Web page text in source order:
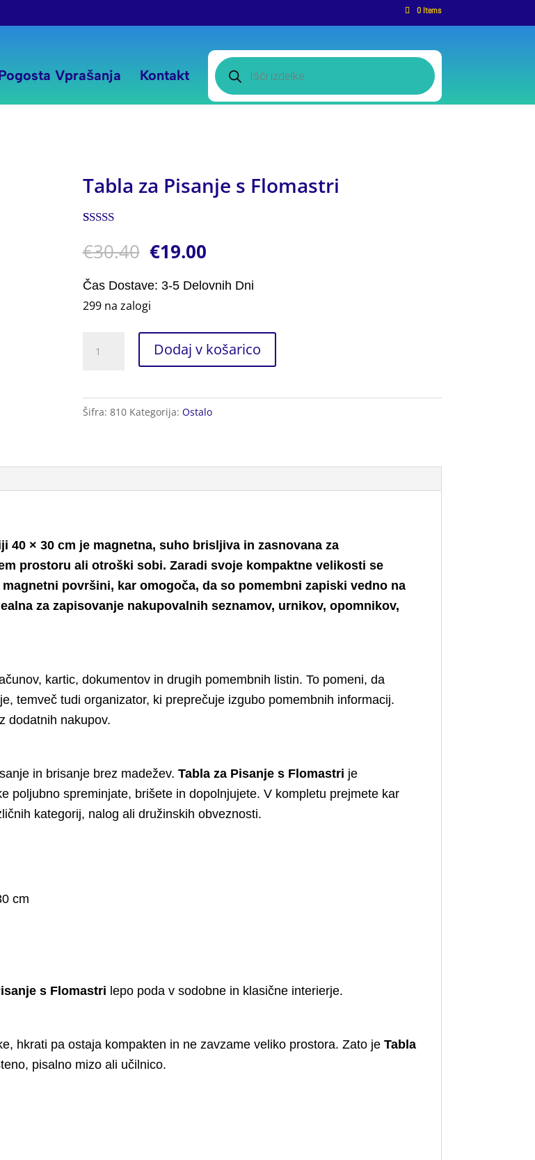
0 Items
Vprašanja Kontakt
Products
search
Tabla za Pisanje s Flomastri
5.00od 5 na
podlagi
stranke
€30.40 €19.00
Čas Dostave: 3-5 Delovnih Dni
299 na zalogi
s
Flomastri
Dodaj v košarico
Šifra: 810 Kategorija: Ostalo
40 × 30 cm je magnetna, suho brisljiva in zasnovana za
prostoru ali otroški sobi. Zaradi svoje kompaktne velikosti se
površini, kar omogoča, da so pomembni zapiski vedno na
za zapisovanje nakupovalnih seznamov, urnikov, opomnikov,
kartic, dokumentov in drugih pomembnih listin. To pomeni, da
temveč tudi organizator, ki preprečuje izgubo pomembnih informacij.
dodatnih nakupov.
in brisanje brez madežev.Tabla za Pisanje s Flomastri je
poljubno spreminjate, brišete in dopolnjujete. V kompletu prejmete kar
kategorij, nalog ali družinskih obveznosti.
cm
s Flomastri lepo poda v sodobne in klasične interierje.
hkrati pa ostaja kompakten in ne zavzame veliko prostora. Zato jeTabla
pisalno mizo ali učilnico.